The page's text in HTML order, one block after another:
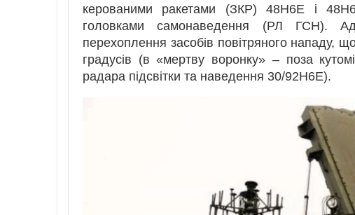
керованими ракетами (ЗКР) 48Н6Е і
головками самонаведення (РЛ ГСН).
перехоплення засобів повітряного нападу,
градусів (в «мертву воронку» – поза
радара підсвітки та наведення 30/92Н6Е).